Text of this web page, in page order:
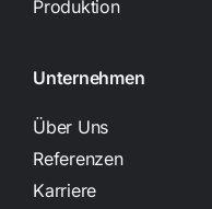
Produktion
Unternehmen
Über Uns
Referenzen
Karriere